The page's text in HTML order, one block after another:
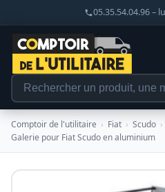
05.35.54.04.96 –
Comptoir de l'utilitaire › Fiat › Scudo ›
Galerie pour Fiat Scudo en aluminium